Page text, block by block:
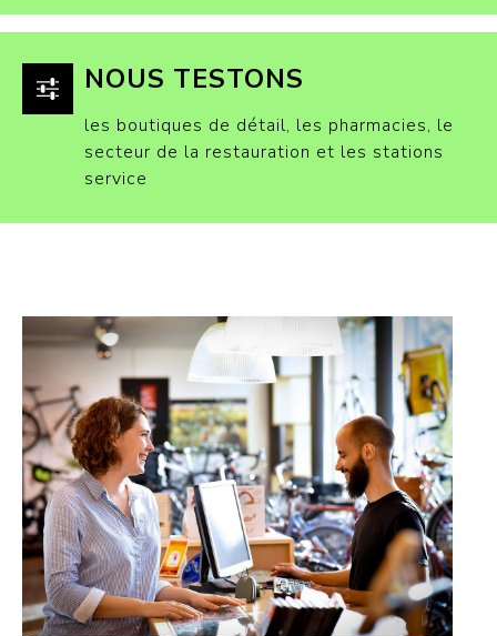
NOUS TESTONS
les boutiques de détail, les pharmacies, le
secteur de la restauration et les stations
service